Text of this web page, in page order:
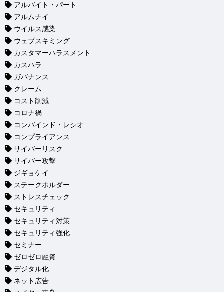
アルバイト・パート
アルムナイ
ウイルス感染
ウェブスキミング
カスタマーハラスメント
カスハラ
ガバナンス
クレーム
コスト削減
コロナ禍
コンバインド・レシオ
コンプライアンス
サイバーリスク
サイバー攻撃
ジギョケイ
ステークホルダー
ストレスチェック
セキュリティ
セキュリティ対策
セキュリティ強化
セミナー
ゼロゼロ融資
デジタル化
ネット広告